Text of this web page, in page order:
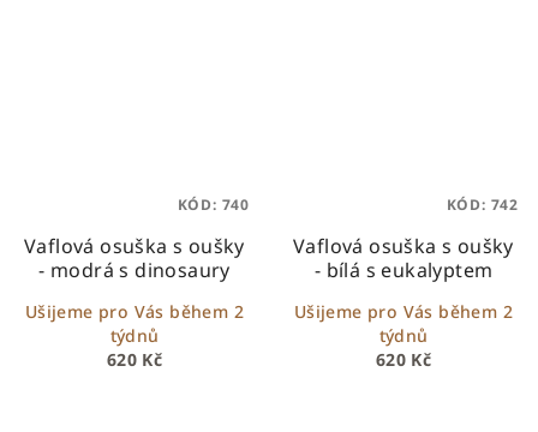
Vaflová osuška s oušky
- modrá s dinosaury
620 Kč
Ušijeme pro Vás během 2
týdnů
KÓD: 740
Vaflová osuška s oušky
- bílá s eukalyptem
620 Kč
Ušijeme pro Vás během 2
týdnů
KÓD: 742